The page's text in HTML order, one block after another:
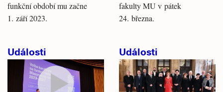
funkční období mu začne
1. září 2023.
fakulty MU v pátek
24. března.
Události Události